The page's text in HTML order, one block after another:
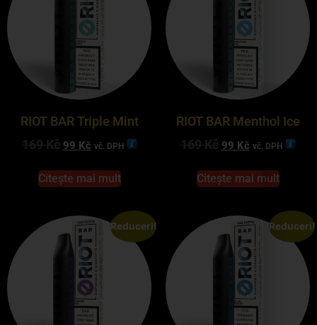
RIOT BAR Triple Mint
169Kč 99 Kč vč. DPH
Citește mai mult
RIOT BAR Menthol Ice
169Kč 99 Kč vč. DPH
Citește mai mult
Reduceri! Reduceri!